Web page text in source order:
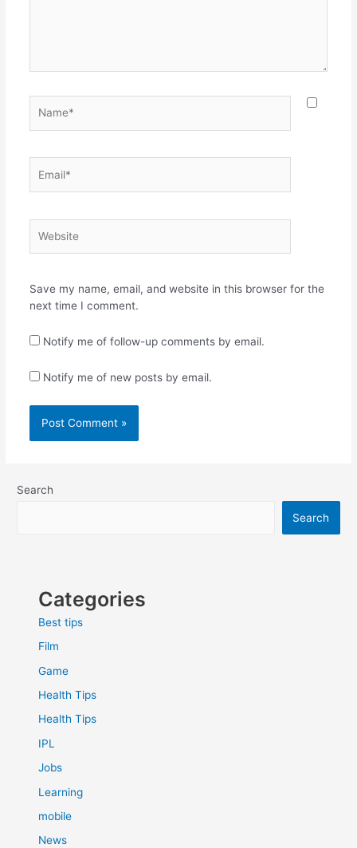
Save my name, email, and website in this browser for the
next time I comment.
Notify me of follow-up comments by email.
Notify me of new posts by email.
Search
Search
Categories
Best tips
Film
Game
Health Tips
Health Tips
IPL
Jobs
Learning
mobile
News